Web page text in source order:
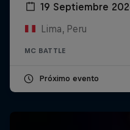
19 Septiembre
Lima, Peru
MC BATTLE
Próximo evento